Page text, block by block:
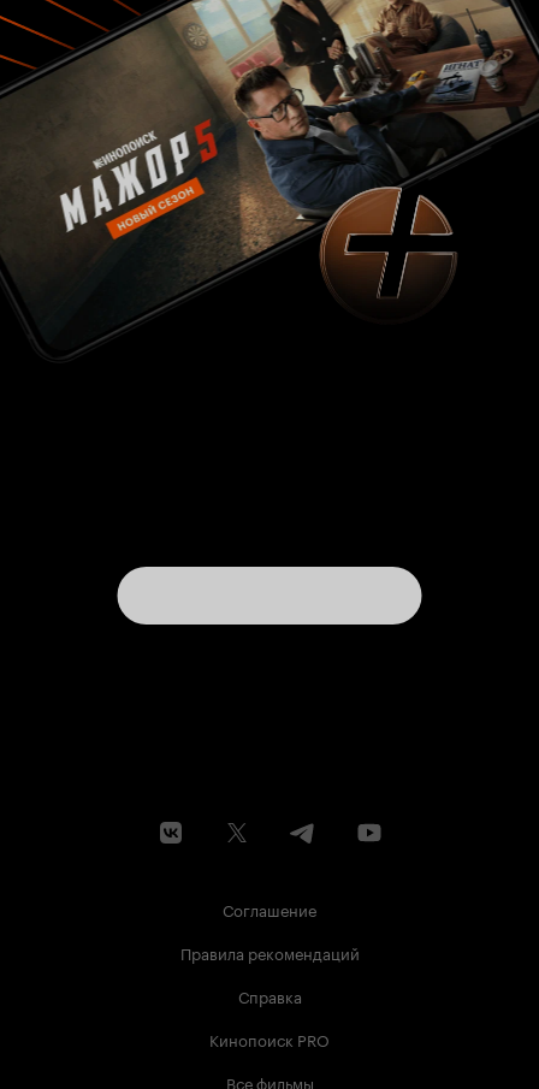
Соглашение
Правила рекомендаций
Справка
Кинопоиск PRO
Все фильмы